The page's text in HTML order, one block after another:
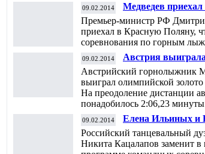
09.02.2014
Медведев
посмотреть
лыжам
Премьер-министр РФ
приехал в Красную Поляну,
соревнования по горным
09.02.2014
Австрия
Олимпиаде в Сочи
Австрийский горнолыжник
выиграл олимпийской золото
На преодоление дистанции
понадобилось 2:06,23
09.02.2014
Елена Ильиных и
выступят в
фигурному
Российский танцевальный
Никита Кацалапов заменит в